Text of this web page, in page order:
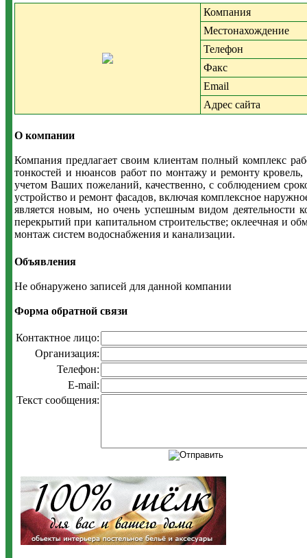
Компания
Местонахождение
Телефон
Факс
Email
Адрес сайта
О компании
Компания предлагает своим клиентам полный комплекс
тонкостей и нюансов работ по монтажу и ремонту
учетом Ваших пожеланий, качественно, с соблюдением
устройство и ремонт фасадов, включая комплексное
является новым, но очень успешным видом деятельности
перекрытий при капитальном строительстве; оклеечная и
монтаж систем водоснабжения и канализации.
Объявления
Не обнаружено записей для данной компании
Форма обратной связи
Контактное лицо:
Организация:
Телефон:
E-mail:
Текст сообщения: